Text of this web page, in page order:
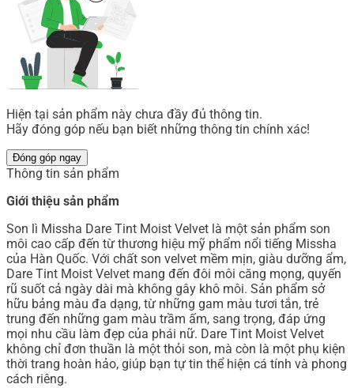
Hiện tại sản phẩm này chưa đầy đủ thông tin.
Hãy đóng góp nếu bạn biết những thông tin chính xác!
Đóng góp ngay
Thông tin sản phẩm
Giới thiệu sản phẩm
Son lì Missha Dare Tint Moist Velvet là một sản phẩm son
môi cao cấp đến từ thương hiệu mỹ phẩm nổi tiếng Missha
của Hàn Quốc. Với chất son velvet mềm mịn, giàu dưỡng ẩm,
Dare Tint Moist Velvet mang đến đôi môi căng mọng, quyến
rũ suốt cả ngày dài mà không gây khô môi. Sản phẩm sở
hữu bảng màu đa dạng, từ những gam màu tươi tắn, trẻ
trung đến những gam màu trầm ấm, sang trọng, đáp ứng
mọi nhu cầu làm đẹp của phái nữ. Dare Tint Moist Velvet
không chỉ đơn thuần là một thỏi son, mà còn là một phụ kiện
thời trang hoàn hảo, giúp bạn tự tin thể hiện cá tính và phong
cách riêng.